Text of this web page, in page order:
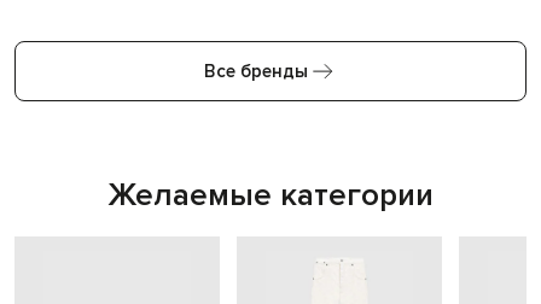
Все бренды
Желаемые категории